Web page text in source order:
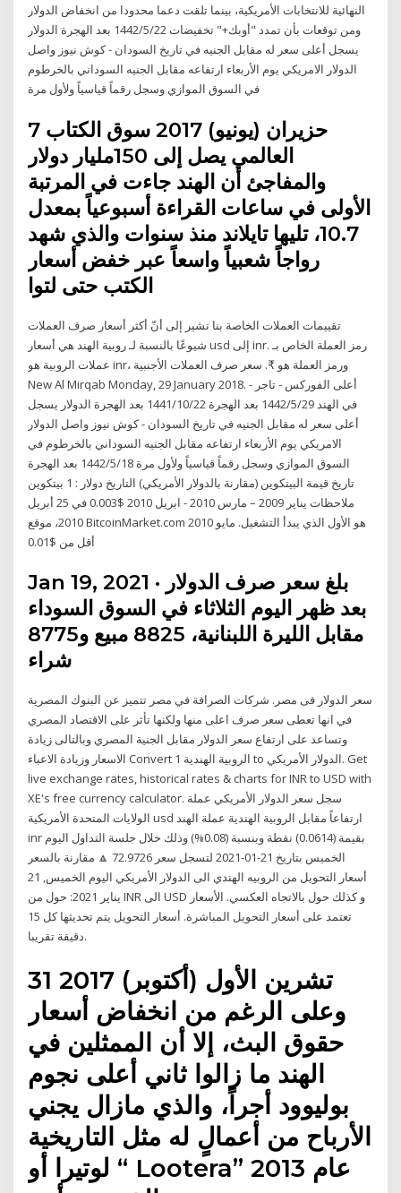
النهائية للانتخابات الأمريكية، بينما تلقت دعما محدودا من انخفاض الدولار
ومن توقعات بأن تمدد "أوبك+" تخفيضات 22‏‏/5‏‏/1442 بعد الهجرة الدولار
يسجل أعلى سعر له مقابل الجنيه في تاريخ السودان - كوش نيوز واصل
الدولار الامريكي يوم الأربعاء ارتفاعه مقابل الجنيه السوداني بالخرطوم
في السوق الموازي وسجل رقماً قياسياً ولأول مرة
7 حزيران (يونيو) 2017 سوق الكتاب
العالمي يصل إلى 150مليار دولار
والمفاجئ أن الهند جاءت في المرتبة
الأولى في ساعات القراءة أسبوعياً بمعدل
10.7، تليها تايلاند منذ سنوات والذي شهد
رواجاً شعبياً واسعاً عبر خفض أسعار
الكتب حتى لتوا
تقييمات العملات الخاصة بنا تشير إلى أنّ أكثر أسعار صرف العملات
شيوعًا بالنسبة لـ روبية الهند هي أسعار usd إلى inr. رمز العملة الخاص بـ
عملات الروبية هو inr، ورمز العملة هو ₹. سعر صرف العملات الأجنبية
New Al Mirqab Monday, 29 January 2018. أعلى الفوركس - تاجر -
في الهند 29‏‏/5‏‏/1442 بعد الهجرة 22‏‏/10‏‏/1441 بعد الهجرة الدولار يسجل
أعلى سعر له مقابل الجنيه في تاريخ السودان - كوش نيوز واصل الدولار
الامريكي يوم الأربعاء ارتفاعه مقابل الجنيه السوداني بالخرطوم في
السوق الموازي وسجل رقماً قياسياً ولأول مرة 18‏‏/5‏‏/1442 بعد الهجرة
تاريخ قيمة البيتكوين (مقارنة بالدولار الأمريكي) التاريخ دولار : 1 بيتكوين
ملاحظات يناير 2009 – مارس 2010 - ابريل 2010 $0.003 في 25 أبريل
2010، موقع BitcoinMarket.com هو الأول الذي يبدأ التشغيل. مايو 2010
أقل من $0.01
Jan 19, 2021 · بلغ سعر صرف الدولار
بعد ظهر اليوم الثلاثاء في السوق السوداء
مقابل الليرة اللبنانية، 8825 مبيع و8775
شراء
سعر الدولار فى مصر. شركات الصرافة في مصر تتميز عن البنوك المصرية
في انها تعطى سعر صرف اعلى منها ولكنها تأثر على الاقتصاد المصري
وتساعد على ارتفاع سعر الدولار مقابل الجنية المصري وبالتالى زيادة
الاسعار وزيادة الاعباء Convert 1 الروبية الهندية to الدولار الأمريكي. Get
live exchange rates, historical rates & charts for INR to USD with
XE's free currency calculator. سجل سعر الدولار الأمريكي عملة
الولايات المتحدة الأمريكية usd ارتفاعاً مقابل الروبية الهندية عملة الهند
inr بقيمة (0.0614) نقطة وبنسبة (0.08%) وذلك خلال جلسة التداول اليوم
الخميس بتاريخ 21-01-2021 لتسجل سعر 72.9726 🔼 مقارنة بالسعر
أسعار التحويل من الروبيه الهندي الى الدولار الأمريكي اليوم الخميس, 21
يناير 2021: حول من INR الى USD و كذلك حول بالاتجاه العكسي. الأسعار
تعتمد على أسعار التحويل المباشرة. أسعار التحويل يتم تحديثها كل 15
دقيقة تقريبا.
31 تشرين الأول (أكتوبر) 2017
وعلى الرغم من انخفاض أسعار
حقوق البث، إلا أن الممثلين في
الهند ما زالوا ثاني أعلى نجوم
بوليوود أجراً، والذي مازال يجني
الأرباح من أعمالٍ له مثل التاريخية
لوتيرا أو “ Lootera” عام 2013